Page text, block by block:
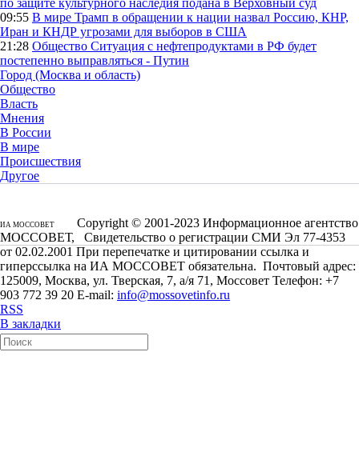
по защите культурного наследия подана в Верховный суд
09:55 В мире Трамп в обращении к нации назвал Россию, КНР,
Иран и КНДР угрозами для выборов в США
21:28 Общество Ситуация с нефтепродуктами в РФ будет
постепенно выправляться - Путин
Город (Москва и область)
Общество
Власть
Мнения
В России
В мире
Происшествия
Другое
ИА МОССОВЕТ
Copyright © 2001-2023 Информационное агентство
МОССОВЕТ, Свидетельство о регистрации СМИ Эл 77-4353
от 02.02.2001 При перепечатке и цитировании ссылка и
гиперссылка на ИА МОССОВЕТ обязательна. Почтовый адрес:
125009, Москва, ул. Тверская, 7, а/я 71, Моссовет Телефон: +7
903 772 39 20 E-mail: info@mossovetinfo.ru
RSS
В закладки